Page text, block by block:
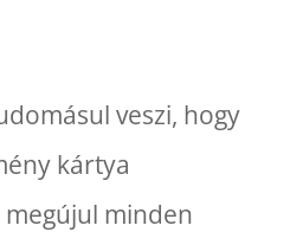
veszi, hogy
kártya
minden